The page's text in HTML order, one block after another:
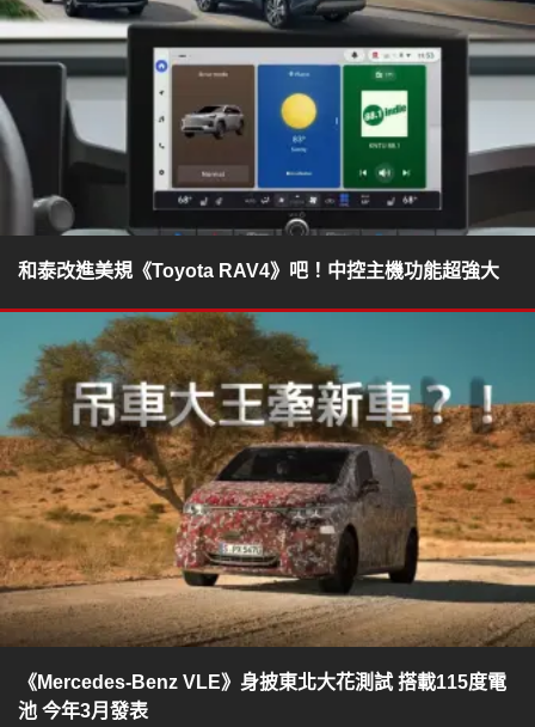
和泰改進美規《Toyota RAV4》吧！中控主機功能超強大
《Mercedes-Benz VLE》身披東北大花測試 搭載115度電
池 今年3月發表